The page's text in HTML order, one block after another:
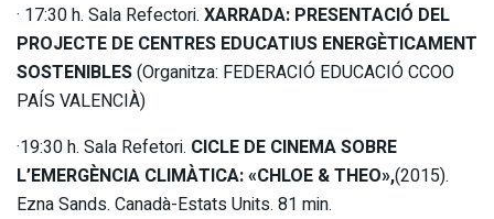
· 17:30 h. Sala Refectori. XARRADA: PRESENTACIÓ DEL
PROJECTE DE CENTRES EDUCATIUS ENERGÈTICAMENT
SOSTENIBLES(Organitza: FEDERACIÓ EDUCACIÓ CCOO
PAÍS VALENCIÀ)
·19:30 h. Sala Refetori. CICLE DE CINEMA SOBRE
L’EMERGÈNCIA CLIMÀTICA: «CHLOE & THEO»,(2015).
Ezna Sands. Canadà-Estats Units. 81 min.